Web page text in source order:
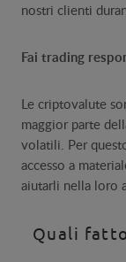
nostri clienti
Fai trading
Le criptovalute
maggior parte
volatili. Per
accesso a
aiutarli nella loro
Quali